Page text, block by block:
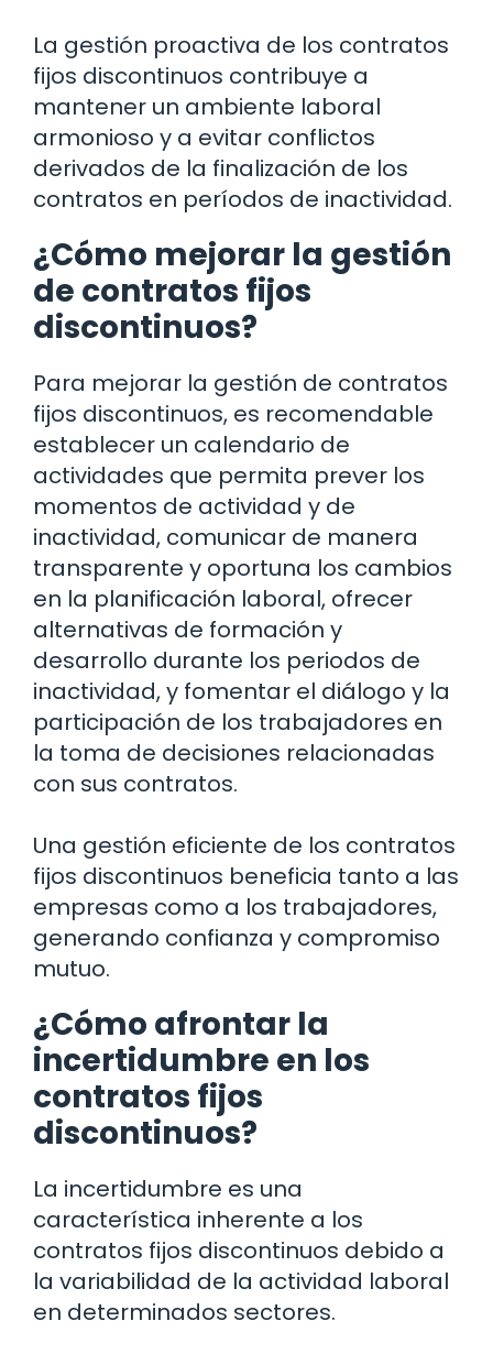
La gestión proactiva de los contratos
fijos discontinuos contribuye a
mantener un ambiente laboral
armonioso y a evitar conflictos
derivados de la finalización de los
contratos en períodos de inactividad.
¿Cómo mejorar la gestión
de contratos fijos
discontinuos?
Para mejorar la gestión de contratos
fijos discontinuos, es recomendable
establecer un calendario de
actividades que permita prever los
momentos de actividad y de
inactividad, comunicar de manera
transparente y oportuna los cambios
en la planificación laboral, ofrecer
alternativas de formación y
desarrollo durante los periodos de
inactividad, y fomentar el diálogo y la
participación de los trabajadores en
la toma de decisiones relacionadas
con sus contratos.
Una gestión eficiente de los contratos
fijos discontinuos beneficia tanto a las
empresas como a los trabajadores,
generando confianza y compromiso
mutuo.
¿Cómo afrontar la
incertidumbre en los
contratos fijos
discontinuos?
La incertidumbre es una
característica inherente a los
contratos fijos discontinuos debido a
la variabilidad de la actividad laboral
en determinados sectores.